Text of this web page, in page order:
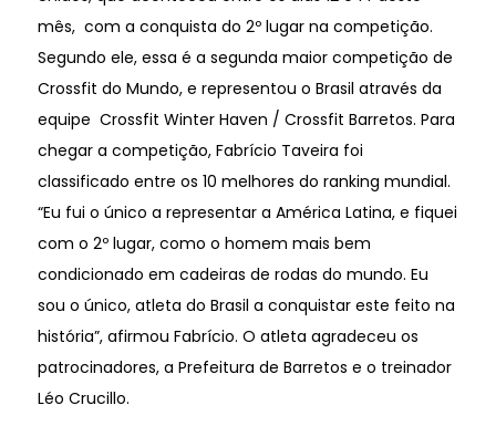
mês, com a conquista do 2º lugar na competição.
Segundo ele, essa é a segunda maior competição de
Crossfit do Mundo, e representou o Brasil através da
equipe Crossfit Winter Haven / Crossfit Barretos. Para
chegar a competição, Fabrício Taveira foi
classificado entre os 10 melhores do ranking mundial.
“Eu fui o único a representar a América Latina, e fiquei
com o 2º lugar, como o homem mais bem
condicionado em cadeiras de rodas do mundo. Eu
sou o único, atleta do Brasil a conquistar este feito na
história”, afirmou Fabrício. O atleta agradeceu os
patrocinadores, a Prefeitura de Barretos e o treinador
Léo Crucillo.